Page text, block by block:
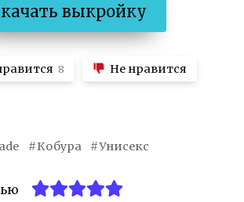
выкройку
8 Не нравится
Кобура Унисекс